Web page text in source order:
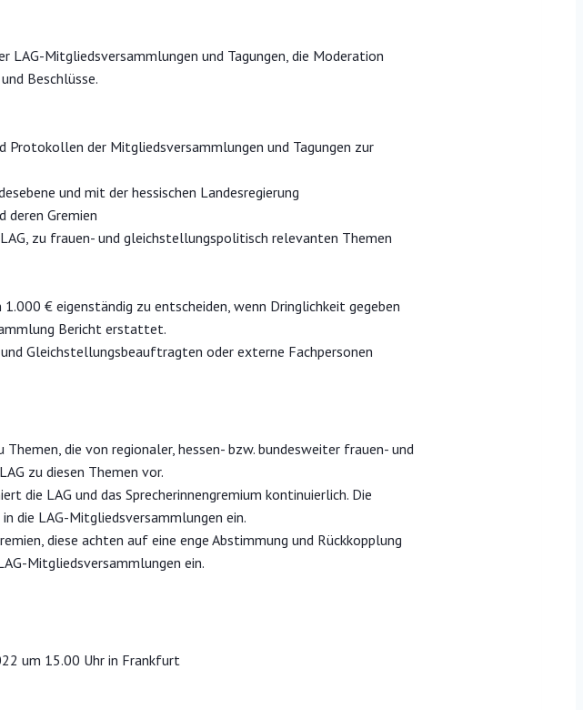
LAG-Mitgliedsversammlungen und Tagungen, die Moderation
Beschlüsse.
der Mitgliedsversammlungen und Tagungen zur
und mit der hessischen Landesregierung
deren Gremien
zu frauen- und gleichstellungspolitisch relevanten Themen
1.000 € eigenständig zu entscheiden, wenn Dringlichkeit gegeben
Bericht erstattet.
Gleichstellungsbeauftragten oder externe Fachpersonen
die von regionaler, hessen- bzw. bundesweiter frauen- und
zu diesen Themen vor.
die LAG und das Sprecherinnengremium kontinuierlich. Die
die LAG-Mitgliedsversammlungen ein.
diese achten auf eine enge Abstimmung und Rückkopplung
Mitgliedsversammlungen ein.
um 15.00 Uhr in Frankfurt